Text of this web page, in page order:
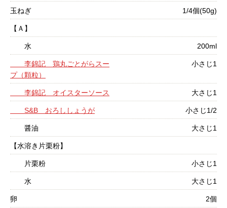
玉ねぎ 1/4個(50g)
【Ａ】
水 200ml
李錦記 鶏丸ごとがらスー
プ（顆粒）
小さじ1
李錦記 オイスターソース 大さじ1
S&B おろししょうが 小さじ1/2
醤油 大さじ1
【水溶き片栗粉】
片栗粉 小さじ1
水 大さじ1
卵 2個